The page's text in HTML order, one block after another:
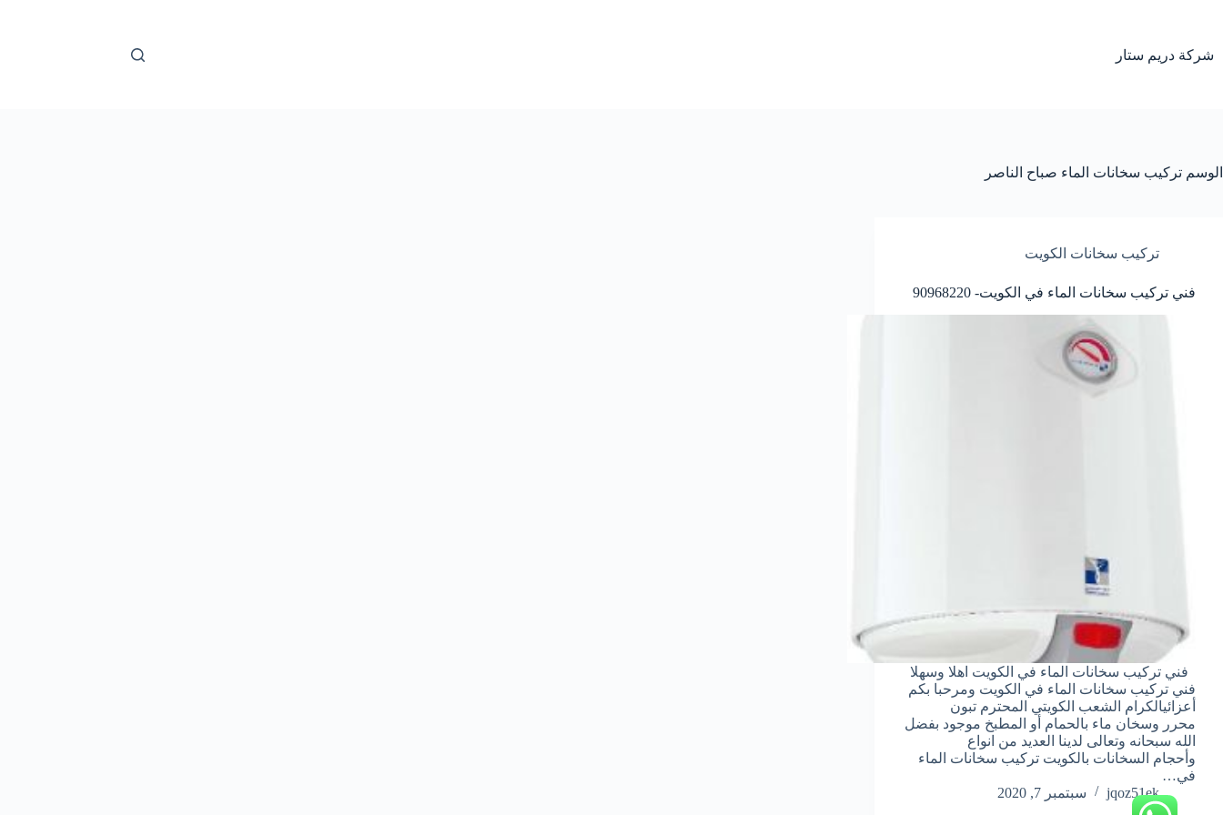
شركة دريم ستار
الوسم تركيب سخانات الماء صباح الناصر
تركيب سخانات الكويت
فني تركيب سخانات الماء في الكويت- 90968220
فني تركيب سخانات الماء في الكويت اهلا وسهلا
فني تركيب سخانات الماء في الكويت ومرحبا بكم
أعزائيالكرام الشعب الكويتي المحترم تبون
محرر وسخان ماء بالحمام أو المطبخ موجود بفضل
الله سبحانه وتعالى لدينا العديد من انواع
وأحجام السخانات بالكويت تركيب سخانات الماء
في…
jqoz51ek
سبتمبر 7, 2020